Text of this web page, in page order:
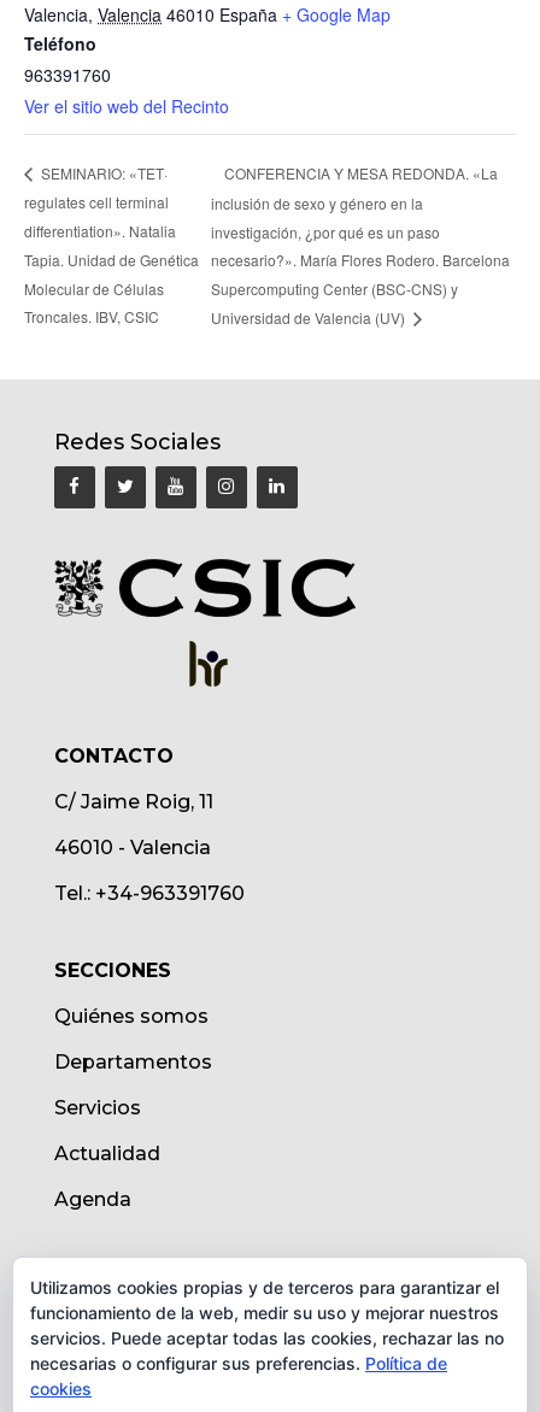
Valencia, Valencia 46010 España + Google Map
Teléfono
963391760
Ver el sitio web del Recinto
SEMINARIO: «TET·
regulates cell terminal
differentiation». Natalia
Tapia. Unidad de Genética
Molecular de Células
Troncales. IBV, CSIC
CONFERENCIA Y MESA REDONDA. «La
inclusión de sexo y género en la
investigación, ¿por qué es un paso
necesario?». María Flores Rodero. Barcelona
Supercomputing Center (BSC-CNS) y
Universidad de Valencia (UV)
Redes Sociales
CONTACTO
C/ Jaime Roig, 11
46010 - Valencia
Tel.: +34-963391760
SECCIONES
Quiénes somos
Departamentos
Servicios
Actualidad
Agenda
Aviso legal
Política de cookies
Utilizamos cookies propias y de terceros para garantizar el
funcionamiento de la web, medir su uso y mejorar nuestros
servicios. Puede aceptar todas las cookies, rechazar las no
necesarias o configurar sus preferencias. Política de
cookies